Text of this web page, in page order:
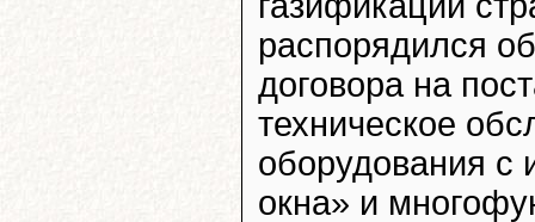
распорядился
договора на
техническое
оборудования с
окна» и